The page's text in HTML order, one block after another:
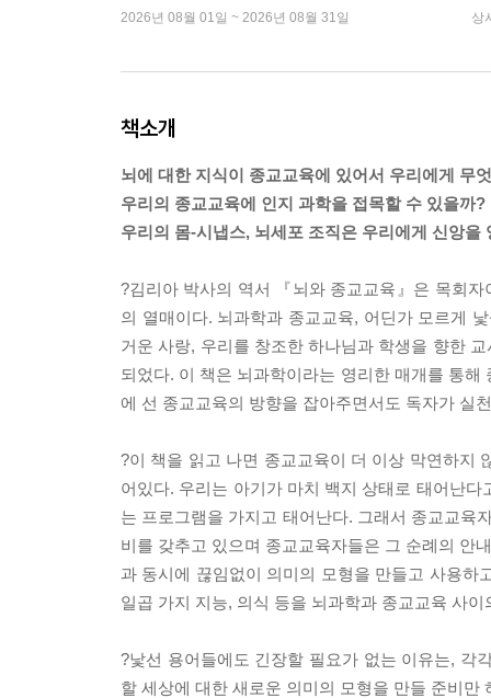
2026년 08월 01일 ~ 2026년 08월 31일 상
책소개
뇌에 대한 지식이 종교교육에 있어서 우리에게 무
우리의 종교교육에 인지 과학을 접목할 수 있을까?
우리의 몸-시냅스, 뇌세포 조직은 우리에게 신앙
?김리아 박사의 역서 『뇌와 종교교육』은 목회
의 열매이다. 뇌과학과 종교교육, 어딘가 모르게
거운 사랑, 우리를 창조한 하나님과 학생을 향한
되었다. 이 책은 뇌과학이라는 영리한 매개를 통
에 선 종교교육의 방향을 잡아주면서도 독자가 실
?이 책을 읽고 나면 종교교육이 더 이상 막연하지
어있다. 우리는 아기가 마치 백지 상태로 태어난
는 프로그램을 가지고 태어난다. 그래서 종교교육
비를 갖추고 있으며 종교교육자들은 그 순례의 안
과 동시에 끊임없이 의미의 모형을 만들고 사용하
일곱 가지 지능, 의식 등을 뇌과학과 종교교육 사
?낯선 용어들에도 긴장할 필요가 없는 이유는, 각
할 세상에 대한 새로운 의미의 모형을 만들 준비